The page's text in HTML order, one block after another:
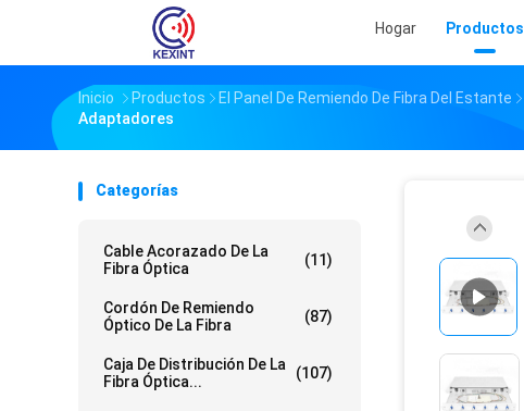
Hogar Productos
Inicio Productos El Panel De Remiendo De Fibra Del Estante
Adaptadores
Categorías
Cable Acorazado De La
Fibra Óptica
(11)
Cordón De Remiendo
Óptico De La Fibra
(87)
Caja De Distribución De La
Fibra Óptica...
(107)